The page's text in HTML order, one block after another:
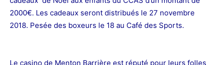
2000€. Les cadeaux seront distribués le 27 novembre
2018. Pesée des boxeurs le 18 au Café des Sports.
Le casino de Menton Barrière est réputé pour leurs folles